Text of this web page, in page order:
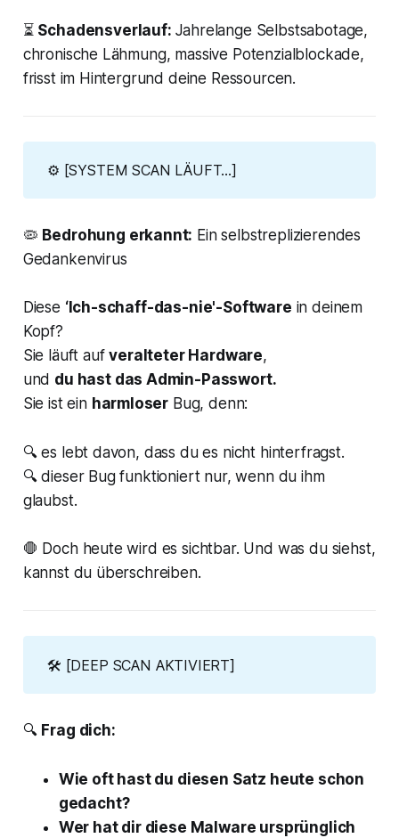
⏳ Schadensverlauf: Jahrelange Selbstsabotage,
chronische Lähmung, massive Potenzialblockade,
frisst im Hintergrund deine Ressourcen.
⚙️ [SYSTEM SCAN LÄUFT...]
🦠 Bedrohung erkannt: Ein selbstreplizierendes
Gedankenvirus
Diese ‘Ich-schaff-das-nie'-Software in deinem
Kopf?
Sie läuft aufveralteter Hardware,
und du hast das Admin-Passwort.
Sie ist ein harmloser Bug, denn:
🔍 es lebt davon, dass du es nicht hinterfragst.
🔍 dieser Bug funktioniert nur, wenn du ihm
glaubst.
🛑 Doch heute wird es sichtbar. Und was du siehst,
kannst du überschreiben.
🛠 [DEEP SCAN AKTIVIERT]
🔍 Frag dich:
Wie oft hast du diesen Satz heute schon
gedacht?
Wer hat dir diese Malware ursprünglich